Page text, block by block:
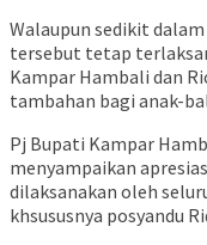
Walaupun sedikit
tersebut tetap
Kampar Hambali dan
tambahan bagi anak-
Pj Bupati Kampar
menyampaikan
dilaksanakan oleh
khsususnya posyandu